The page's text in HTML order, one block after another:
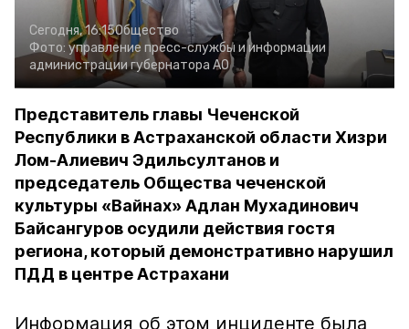
Сегодня, 16:15Общество
Фото: управление пресс-службы и информации
администрации губернатора АО
Представитель главы Чеченской
Республики в Астраханской области Хизри
Лом-Алиевич Эдильсултанов и
председатель Общества чеченской
культуры «Вайнах» Адлан Мухадинович
Байсангуров осудили действия гостя
региона, который демонстративно нарушил
ПДД в центре Астрахани
Информация об этом инциденте была